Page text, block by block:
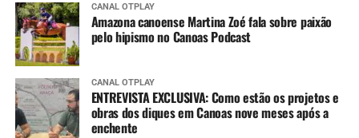
CANAL OTPLAY
Amazona canoense Martina Zoé fala sobre paixão
pelo hipismo no Canoas Podcast
CANAL OTPLAY
ENTREVISTA EXCLUSIVA: Como estão os projetos e
obras dos diques em Canoas nove meses após a
enchente